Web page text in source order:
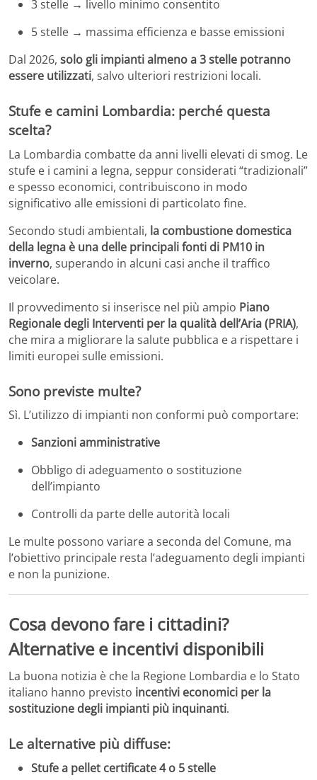
3 stelle → livello minimo consentito
5 stelle → massima efficienza e basse emissioni
Dal 2026, solo gli impianti almeno a 3 stelle potranno
essere utilizzati, salvo ulteriori restrizioni locali.
Stufe e camini Lombardia: perché questa
scelta?
La Lombardia combatte da anni livelli elevati di smog. Le
stufe e i camini a legna, seppur considerati “tradizionali”
e spesso economici, contribuiscono in modo
significativo alle emissioni di particolato fine.
Secondo studi ambientali, la combustione domestica
della legna è una delle principali fonti di PM10 in
inverno, superando in alcuni casi anche il traffico
veicolare.
Il provvedimento si inserisce nel più ampio Piano
Regionale degli Interventi per la qualità dell’Aria (PRIA),
che mira a migliorare la salute pubblica e a rispettare i
limiti europei sulle emissioni.
Sono previste multe?
Sì. L’utilizzo di impianti non conformi può comportare:
Sanzioni amministrative
Obbligo di adeguamento o sostituzione
dell’impianto
Controlli da parte delle autorità locali
Le multe possono variare a seconda del Comune, ma
l’obiettivo principale resta l’adeguamento degli impianti
e non la punizione.
Cosa devono fare i cittadini?
Alternative e incentivi disponibili
La buona notizia è che la Regione Lombardia e lo Stato
italiano hanno previsto incentivi economici per la
sostituzione degli impianti più inquinanti.
Le alternative più diffuse:
Stufe a pellet certificate 4 o 5 stelle